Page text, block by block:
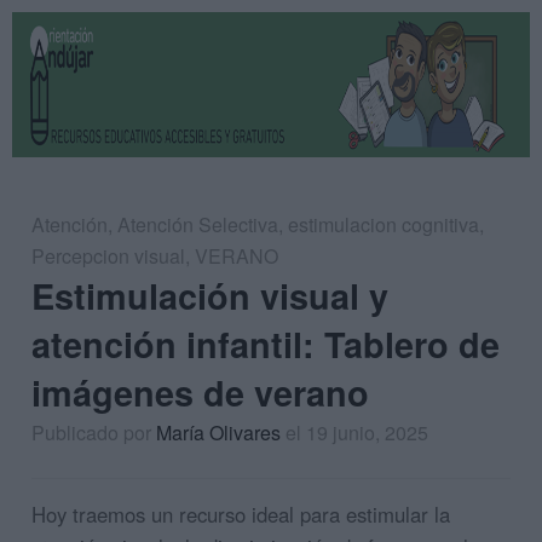
Atención, Atención Selectiva, estimulacion cognitiva,
Percepcion visual, VERANO
Estimulación visual y
atención infantil: Tablero de
imágenes de verano
Publicado por María Olivares el 19 junio, 2025
Hoy traemos un recurso ideal para estimular la